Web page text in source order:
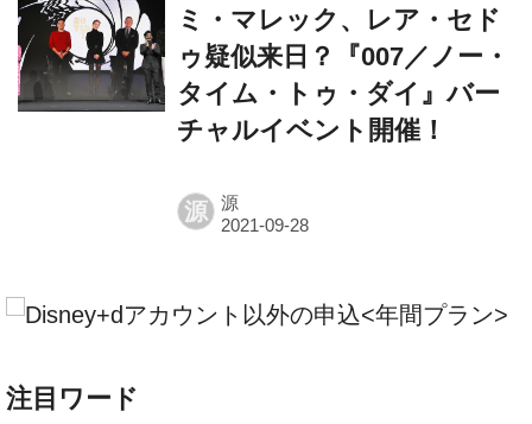
ミ・マレック、レア・セド
ゥ疑似来日？『007／ノー・
タイム・トゥ・ダイ』バー
チャルイベント開催！​
源 源
注目ワード